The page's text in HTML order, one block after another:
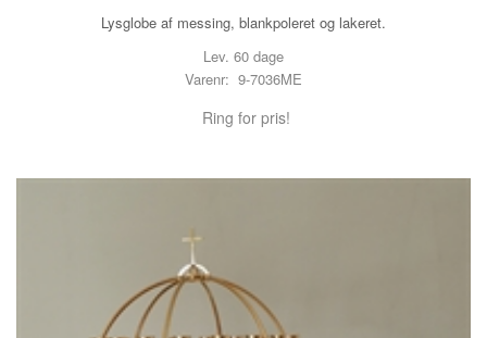
Lysglobe af messing, blankpoleret og lakeret.
Lev. 60 dage
Varenr: 9-7036ME
Ring for pris!